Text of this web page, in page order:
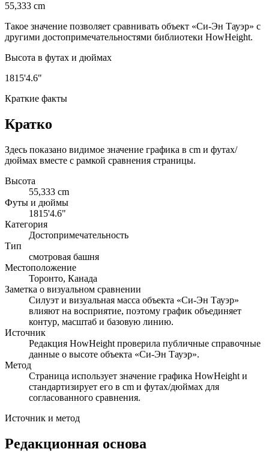
55,333 cm
Такое значение позволяет сравнивать объект «Си-Эн Тауэр» с
другими достопримечательностями библиотеки HowHeight.
Высота в футах и дюймах
1815'4.6"
Краткие факты
Кратко
Здесь показано видимое значение графика в cm и футах/
дюймах вместе с рамкой сравнения страницы.
Высота
55,333 cm
Футы и дюймы
1815'4.6"
Категория
Достопримечательность
Тип
смотровая башня
Местоположение
Торонто, Канада
Заметка о визуальном сравнении
Силуэт и визуальная масса объекта «Си-Эн Тауэр»
влияют на восприятие, поэтому график объединяет
контур, масштаб и базовую линию.
Источник
Редакция HowHeight проверила публичные справочные
данные о высоте объекта «Си-Эн Тауэр».
Метод
Страница использует значение графика HowHeight и
стандартизирует его в cm и футах/дюймах для
согласованного сравнения.
Источник и метод
Редакционная основа